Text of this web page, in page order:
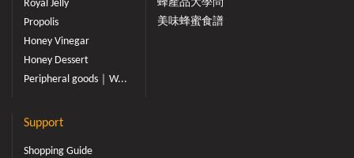
Royal Jelly
Propolis
Honey Vinegar
Honey Dessert
Peripheral goods｜W...
蜂產品大學問
美味蜂蜜食譜
Support
Shopping Guide